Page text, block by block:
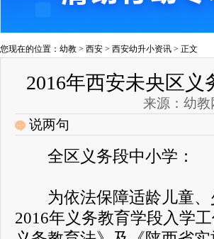
您现在的位置： 幼教 > 西安 > 西安幼升小资讯 > 正文
2016年西安未央区
来源：幼教
说两句
全区义务段中小学：
为依法保障适龄儿童、
2016年义务教育学段入学